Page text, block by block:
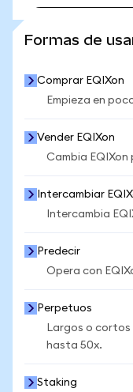
Formas de
Comprar EQIXon
Empieza en
Vender EQIXon
Cambia
Intercambiar
Intercambia
Predecir
Opera con
Perpetuos
Largos o
hasta 50x.
Staking